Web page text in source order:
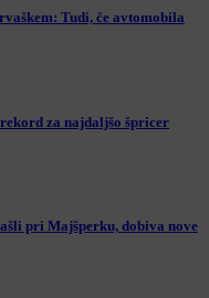
Tudi, če avtomobila
za najdaljšo špricer
pri Majšperku, dobiva nove